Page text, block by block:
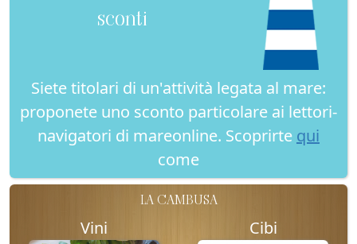
sconti
Siete titolari di un'attività legata al mare:
proponete uno sconto particolare ai lettori-
navigatori di mareonline. Scoprirte qui
come
LA CAMBUSA
Vini Cibi